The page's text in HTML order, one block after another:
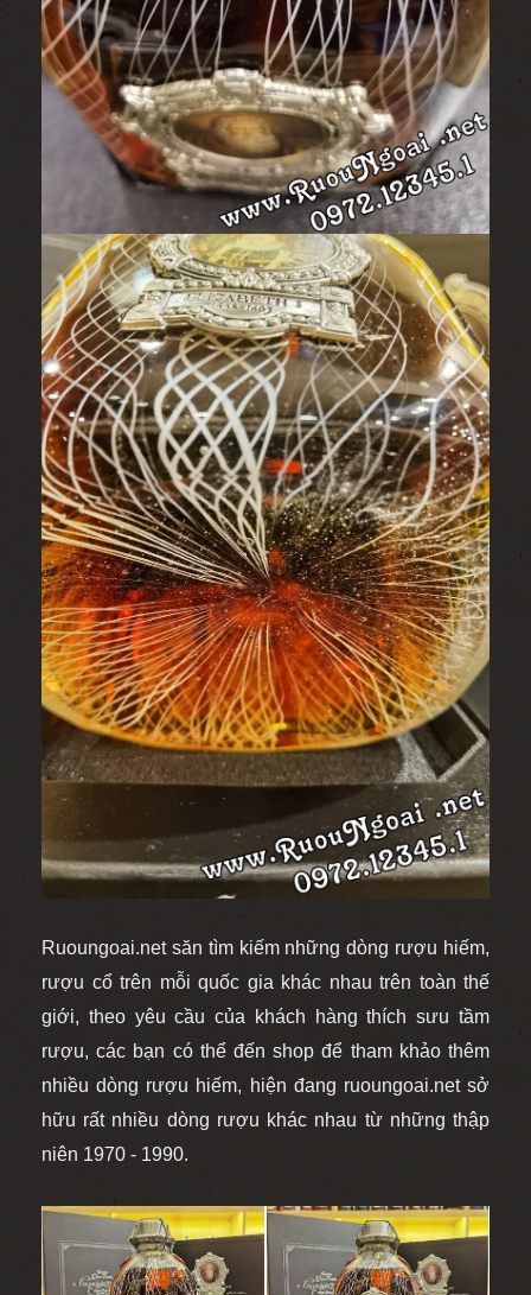
Ruoungoai.net săn tìm kiếm những dòng rượu hiếm,
rượu cổ trên mỗi quốc gia khác nhau trên toàn thế
giới, theo yêu cầu của khách hàng thích sưu tầm
rượu, các bạn có thể đến shop để tham khảo thêm
nhiều dòng rượu hiếm, hiện đang ruoungoai.net sở
hữu rất nhiều dòng rượu khác nhau từ những thập
niên 1970 - 1990.